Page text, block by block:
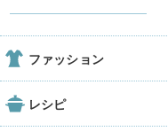
ファッション
レシピ